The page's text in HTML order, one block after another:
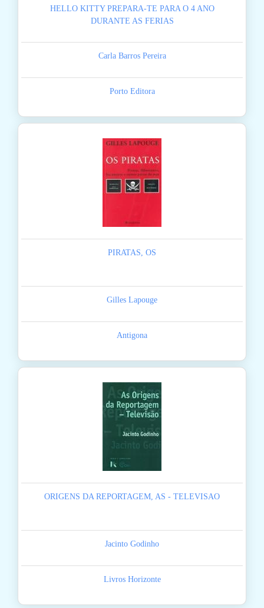
HELLO KITTY PREPARA-TE PARA O 4 ANO
DURANTE AS FERIAS
Carla Barros Pereira
Porto Editora
PIRATAS, OS
Gilles Lapouge
Antigona
ORIGENS DA REPORTAGEM, AS - TELEVISAO
Jacinto Godinho
Livros Horizonte